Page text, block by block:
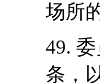
场所
49.
条，